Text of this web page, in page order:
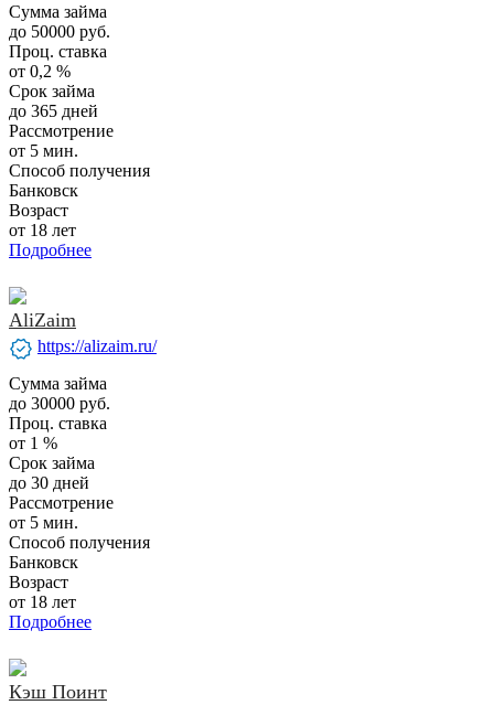
Сумма займа
до 50000 руб.
Проц. ставка
от 0,2 %
Срок займа
до 365 дней
Рассмотрение
от 5 мин.
Способ получения
Банковск
Возраст
от 18 лет
Подробнее
AliZaim
verified https://alizaim.ru/
Сумма займа
до 30000 руб.
Проц. ставка
от 1 %
Срок займа
до 30 дней
Рассмотрение
от 5 мин.
Способ получения
Банковск
Возраст
от 18 лет
Подробнее
Кэш Поинт